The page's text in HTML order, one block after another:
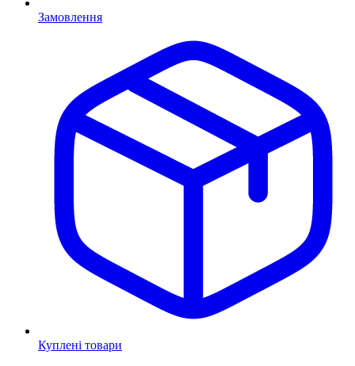
Замовлення
Куплені товари